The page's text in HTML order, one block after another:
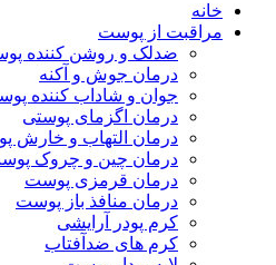
خانه
مراقبت از پوست
ضدلک و روشن کننده
درمان جوش و آکنه
جوان و شاداب کننده
درمان اگزمای پوستی
درمان التهاب و خارش
درمان چین و چروک
درمان قرمزی پوست
درمان منافذ باز پوست
کرم پودر آرایشی
کرم های ضدآفتاب